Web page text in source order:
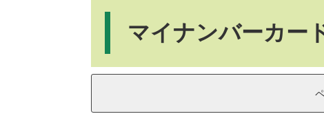
マイナンバーカー